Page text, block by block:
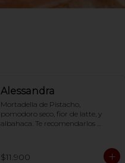
Alessandra
Mortadella de Pistacho,
pomodoro seco, fior de latte, y
albahaca. Te recomendarlos
tome la crocancia óptima ;)
$11.900